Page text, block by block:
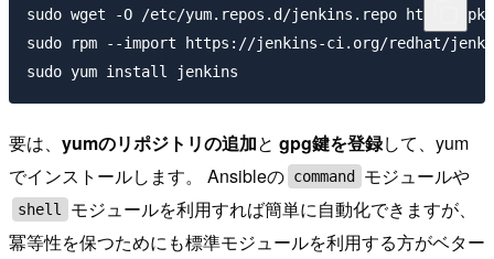
sudo wget -O /etc/yum.repos.d/jenkins.repo http://
sudo rpm --import https://jenkins-ci.org/redhat/
要は、 yumのリポジトリの追加と gpg鍵を登録して、yum
でインストールします。 Ansibleの command モジュールや
shell
モジュールを利用すれば簡単に自動化できますが、
冪等性を保つためにも標準モジュールを利用する方がベター